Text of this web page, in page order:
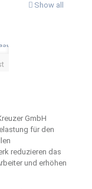
Show all
GmbH
für den
reduzieren das
und erhöhen